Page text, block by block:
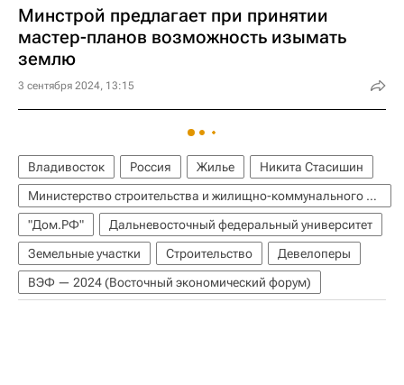
Минстрой предлагает при принятии
мастер-планов возможность изымать
землю
3 сентября 2024, 13:15
Владивосток Россия Жилье
Никита Стасишин
Министерство строительства и жилищно-коммунального хозяйства РФ (Минстрой России)
"Дом.РФ"
Дальневосточный федеральный университет
Земельные участки
Строительство
Девелоперы
ВЭФ — 2024 (Восточный экономический форум)